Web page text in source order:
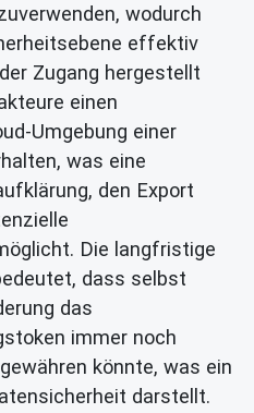
wodurch
effektiv
Zugang hergestellt
einen
Umgebung einer
was eine
den Export
Die langfristige
dass selbst
das
immer noch
könnte, was ein
darstellt.